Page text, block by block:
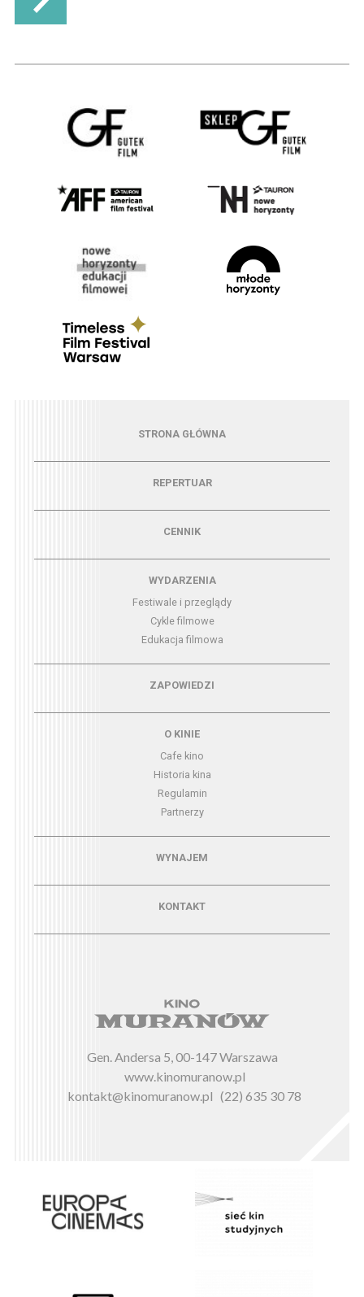
Menu - strona główna
STRONA GŁÓWNA
Menu - repertuarREPERTUAR
CENNIK
Menu - wydarzeniaWYDARZENIA
Festiwale i przeglądy
Cykle filmowe
Edukacja filmowa
Menu - zapowiedziZAPOWIEDZI
O KINIE
Cafe kino
Historia kina
Regulamin
Partnerzy
Menu - wynajemWYNAJEM
KONTAKT
Gen. Andersa 5, 00-147 Warszawa
www.kinomuranow.pl
kontakt@kinomuranow.pl (22) 635 30 78